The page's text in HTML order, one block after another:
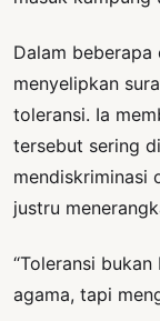
Dalam beberapa
menyelipkan
toleransi. Ia
tersebut sering
mendiskriminasi
justru
“Toleransi
agama, tapi